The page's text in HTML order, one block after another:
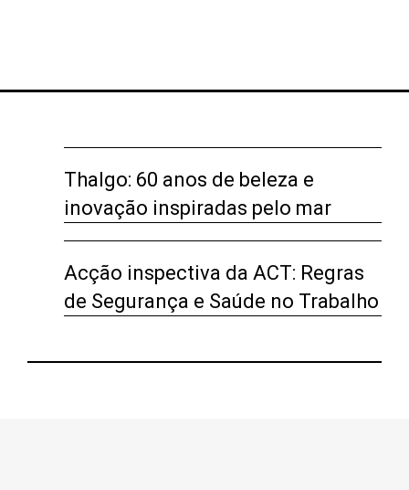
Thalgo: 60 anos de beleza e
inovação inspiradas pelo mar
Acção inspectiva da ACT: Regras
de Segurança e Saúde no Trabalho